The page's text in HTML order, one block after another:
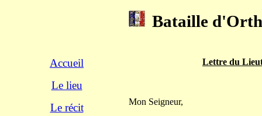
Bataille
Accueil
Le lieu
Le récit
Lettre du
Mon Seigneur,